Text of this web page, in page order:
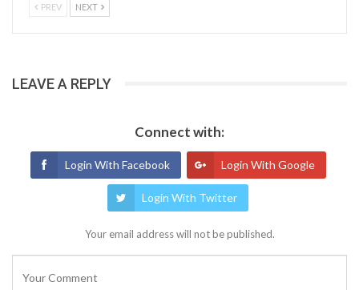
PREV NEXT
LEAVE A REPLY
Connect with:
Login With Facebook Login With Google
Login With Twitter
Your email address will not be published.